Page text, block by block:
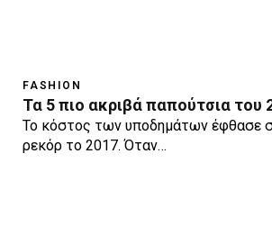
FASHION
Τα 5 πιο ακριβά παπούτσια του
Το κόστος των υποδημάτων έφθασε
ρεκόρ το 2017. Όταν…